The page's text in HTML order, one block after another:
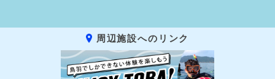
周辺施設へのリンク